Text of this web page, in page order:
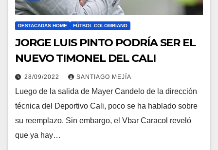
DESTACADAS HOME FÚTBOL COLOMBIANO
JORGE LUIS PINTO PODRÍA SER EL
NUEVO TIMONEL DEL CALI
28/09/2022 SANTIAGO MEJÍA
Luego de la salida de Mayer Candelo de la dirección
técnica del Deportivo Cali, poco se ha hablado sobre
su reemplazo. Sin embargo, el Vbar Caracol reveló
que ya hay…